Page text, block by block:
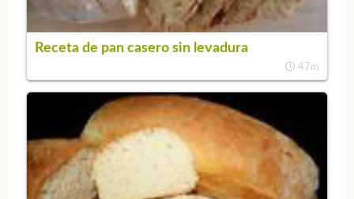
Receta de pan casero sin levadura
47m